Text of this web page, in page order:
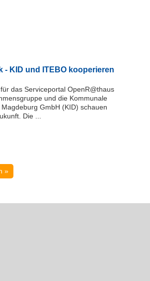
- KID und ITEBO kooperieren
das Serviceportal OpenR@thaus
und die Kommunale
GmbH (KID) schauen
Die ...
»